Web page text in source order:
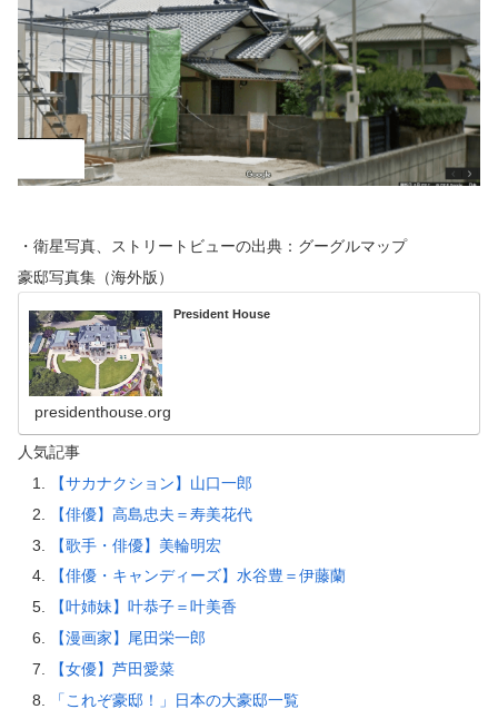
・衛星写真、ストリートビューの出典：グーグルマップ
豪邸写真集（海外版）
President House
presidenthouse.org
人気記事
【サカナクション】山口一郎
【俳優】高島忠夫＝寿美花代
【歌手・俳優】美輪明宏
【俳優・キャンディーズ】水谷豊＝伊藤蘭
【叶姉妹】叶恭子＝叶美香
【漫画家】尾田栄一郎
【女優】芦田愛菜
「これぞ豪邸！」日本の大豪邸一覧